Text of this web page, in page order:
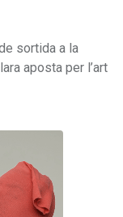
sortida a la
aposta per l’art